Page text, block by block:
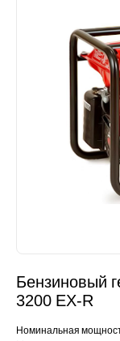
Бензиновый
3200 EX-R
Номинальная